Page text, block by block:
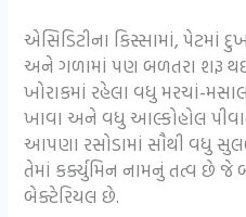
એસિડિટીના કિસ્સામાં, પેટમાં
અને ગળામાં પણ બળતરા શરૂ
ખોરાકમાં રહેલા વધુ મરચાં-
ખાવા અને વધુ આલ્કોહોલ
આપણા રસોડામાં સૌથી વધુ
તેમાં કર્ક્યુમિન નામનું તત્વ છે જે
બેક્ટેરિયલ છે.